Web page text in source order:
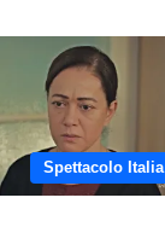
Spettacolo Italia